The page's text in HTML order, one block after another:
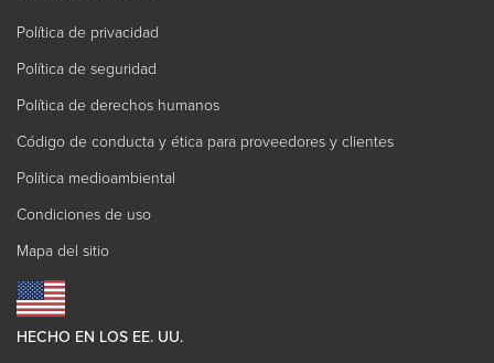
Política de privacidad
Política de seguridad
Política de derechos humanos
Código de conducta y ética para proveedores y clientes
Política medioambiental
Condiciones de uso
Mapa del sitio
HECHO EN LOS EE. UU.